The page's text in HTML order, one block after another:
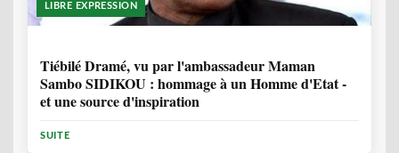
LIBRE EXPRESSION
Tiébilé Dramé, vu par l'ambassadeur Maman
Sambo SIDIKOU : hommage à un Homme d'Etat -
et une source d'inspiration
SUITE